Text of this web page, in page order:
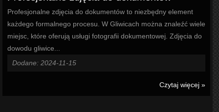
Profesjonalne zdjęcia do dokumentów to niezbędny element
każdego formalnego procesu. W Gliwicach można znaleźć wiele
miejsc, które oferują usługi fotografii dokumentowej. Zdjęcia do
dowodu gliwice...
Dodane: 2024-11-15
Czytaj więcej »